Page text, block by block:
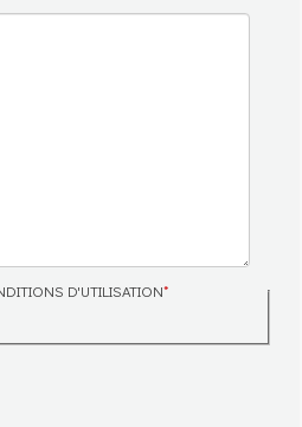
D'UTILISATION*